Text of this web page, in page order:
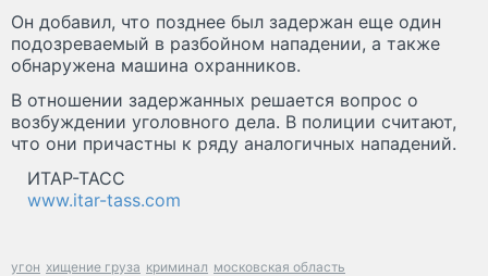
Он добавил, что позднее был задержан еще один
подозреваемый в разбойном нападении, а также
обнаружена машина охранников.
В отношении задержанных решается вопрос о
возбуждении уголовного дела. В полиции считают,
что они причастны к ряду аналогичных нападений.
ИТАР-ТАСС
www.itar-tass.com
угон хищение груза криминал московская область